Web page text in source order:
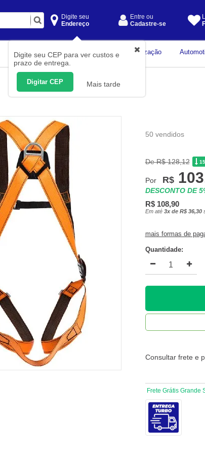
Digite seu
Endereço
Digite seu CEP para ver custos e
prazo de entrega.
Digitar CEP Mais tarde
Entre ou
Cadastre-se
Construção Civil
Medição
Organização
50 vendidos
De R$ 128,12
Por R$
DESCONTO DE
R$ 108,90
Em até 3x de R$ 36,30
mais formas de
Quantidade:
Consultar frete e
Frete Grátis Grande